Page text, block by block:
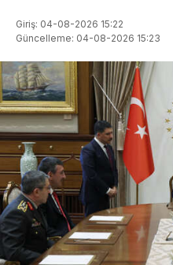
Giriş: 04-08-2026 15:22
Güncelleme: 04-08-2026 15:23